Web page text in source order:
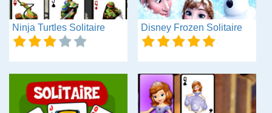
Ninja Turtles Solitaire Disney Frozen Solitaire